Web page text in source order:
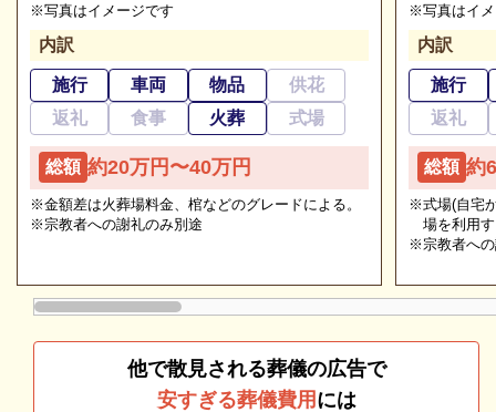
追加料金の心配がない総額費用を提示します
人数・式場・火葬場などの各種条件やご要望、ご事情
にあわせて、お見積りを作成いたします。葬儀を施行
する前に総額費用をご確認いただき、それぞれの内訳
をご説明します。その上で葬儀費用の総額にご納得い
フューネラル・ネット 霞ホールの葬儀の種類
フューネラル・ネット 霞ホールの葬儀の種類をご紹
介します。
フューネラル・ネット 霞ホールの家族葬
フューネラル・ネット 霞ホールは、家族葬専用ホー
ッタリの斎場です。
の少人数で、ゆっくり故人とのお別れをしたい」とお
考えの方に適したお葬式です。
※写真はイメージです
内訳
施行 車両 物品
供花
返礼
食事 火葬 式場
総額 約20万円〜40万円
※金額差は火葬場料金、棺などのグレードによる。
※宗教者への謝礼のみ別途
※写真はイ
内訳
施行
返礼
総額 約
※式場(自宅
場を利用
※宗教者へ
他で散見される葬儀の広告で
安すぎる葬儀費用 には